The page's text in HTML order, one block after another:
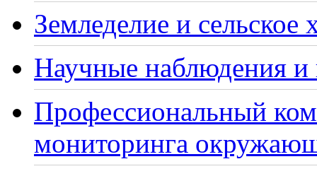
Земледелие и сельское
Научные наблюдения и
Профессиональный
мониторинга